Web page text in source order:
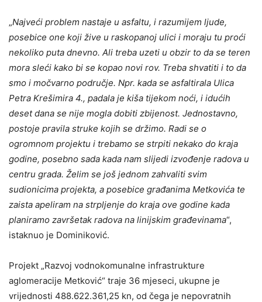
„Najveći problem nastaje u asfaltu, i razumijem ljude,
posebice one koji žive u raskopanoj ulici i moraju tu proći
nekoliko puta dnevno. Ali treba uzeti u obzir to da se teren
mora sleći kako bi se kopao novi rov. Treba shvatiti i to da
smo i močvarno područje. Npr. kada se asfaltirala Ulica
Petra Krešimira 4., padala je kiša tijekom noći, i idućih
deset dana se nije mogla dobiti zbijenost. Jednostavno,
postoje pravila struke kojih se držimo. Radi se o
ogromnom projektu i trebamo se strpiti nekako do kraja
godine, posebno sada kada nam slijedi izvođenje radova u
centru grada. Želim se još jednom zahvaliti svim
sudionicima projekta, a posebice građanima Metkovića te
zaista apeliram na strpljenje do kraja ove godine kada
planiramo završetak radova na linijskim građevinama“,
istaknuo je Dominiković.
Projekt „Razvoj vodnokomunalne infrastrukture
aglomeracije Metković“ traje 36 mjeseci, ukupne je
vrijednosti 488.622.361,25 kn, od čega je nepovratnih